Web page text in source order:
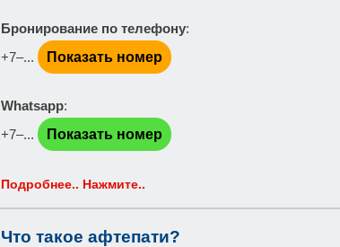
Бронирование по телефону:
+7‒...
Показать номер
Whatsapp:
+7‒...
Показать номер
Подробнее.. Нажмите..
Что такое афтепати?